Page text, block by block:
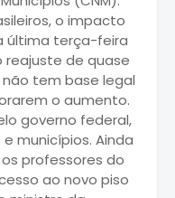
o impacto
última terça-feira
reajuste de quase
não tem base legal
o aumento.
governo federal,
municípios. Ainda
professores do
ao novo piso